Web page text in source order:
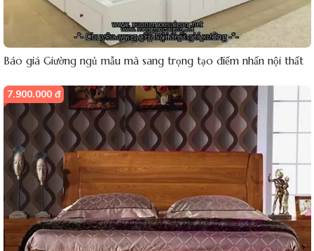
Báo giá Giường ngủ mẫu mã sang trọng tạo điểm nhấn nội thất
7.900.000 đ